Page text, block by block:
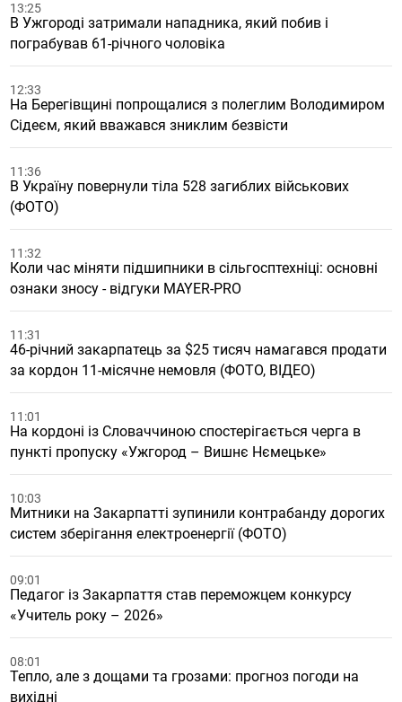
13:25
В Ужгороді затримали нападника, який побив і
пограбував 61-річного чоловіка
12:33
На Берегівщині попрощалися з полеглим Володимиром
Сідеєм, який вважався зниклим безвісти
11:36
В Україну повернули тіла 528 загиблих військових
(ФОТО)
11:32
Коли час міняти підшипники в сільгосптехніці: основні
ознаки зносу - відгуки MAYER-PRO
11:31
46-річний закарпатець за $25 тисяч намагався продати
за кордон 11-місячне немовля (ФОТО, ВІДЕО)
11:01
На кордоні із Словаччиною спостерігається черга в
пункті пропуску «Ужгород – Вишнє Нємецьке»
10:03
Митники на Закарпатті зупинили контрабанду дорогих
систем зберігання електроенергії (ФОТО)
09:01
Педагог із Закарпаття став переможцем конкурсу
«Учитель року – 2026»
08:01
Тепло, але з дощами та грозами: прогноз погоди на
вихідні